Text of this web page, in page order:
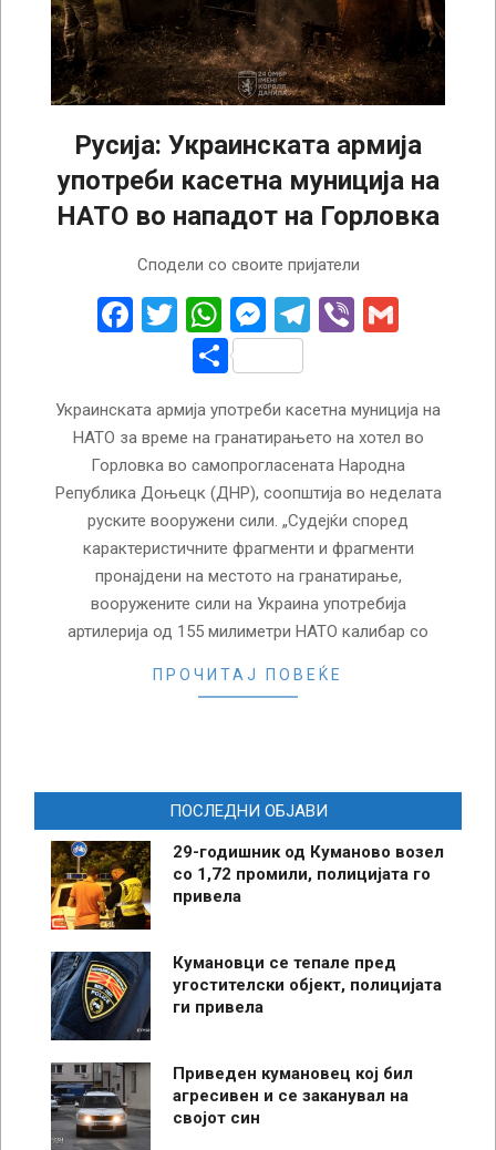
Русија: Украинската армија
употреби касетна муниција на
НАТО во нападот на Горловка
Сподели со своите пријатели
Facebook
Twitter
WhatsApp
Messenger
Telegram
Viber
Share
Украинската армија употреби касетна муниција на
НАТО за време на гранатирањето на хотел во
Горловка во самопрогласената Народна
Република Доњецк (ДНР), соопштија во неделата
руските вооружени сили. „Судејќи според
карактеристичните фрагменти и фрагменти
пронајдени на местото на гранатирање,
вооружените сили на Украина употребија
артилерија од 155 милиметри НАТО калибар со
ПРОЧИТАЈ ПОВЕЌЕ
ПОСЛЕДНИ ОБЈАВИ
29-годишник од Куманово возел
со 1,72 промили, полицијата го
привела
Кумановци се тепале пред
угостителски објект, полицијата
ги привела
Приведен кумановец кој бил
агресивен и се заканувал на
својот син